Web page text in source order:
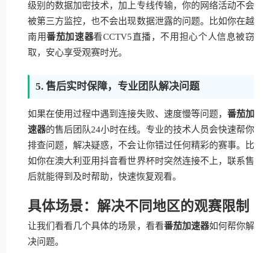
级别的数据加密技术，加上专线传输，你的网络活动不会
被第三方监控，也不会出现数据泄露的问题。比如你在越
南用番茄加速器看CCTV5直播，不用担心个人信息被窃
取，安心享受观赛时光。
5. 售后实时保障，专业团队解决问题
如果在使用过程中遇到连接失败、速度慢等问题， 番茄加
速器的售后团队24小时在线。专业的技术人员会快速帮你
排查问题，解决疑惑，不会让你错过任何精彩的赛事。比
如你在澳大利亚用抖音看世界杯时突然连接不上，联系售
后就能得到及时帮助，快速恢复观看。
具体场景：解决不同地区的观赛限制
让我们看看几个具体的场景，看看番茄加速器如何帮你解
决问题。